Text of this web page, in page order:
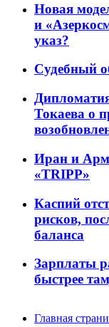
Новая
и
указ?
Судебный
Токаева о
Иран и
«TRIPP»
Каспий
рисков,
баланса
Зарплаты
быстрее
Главная